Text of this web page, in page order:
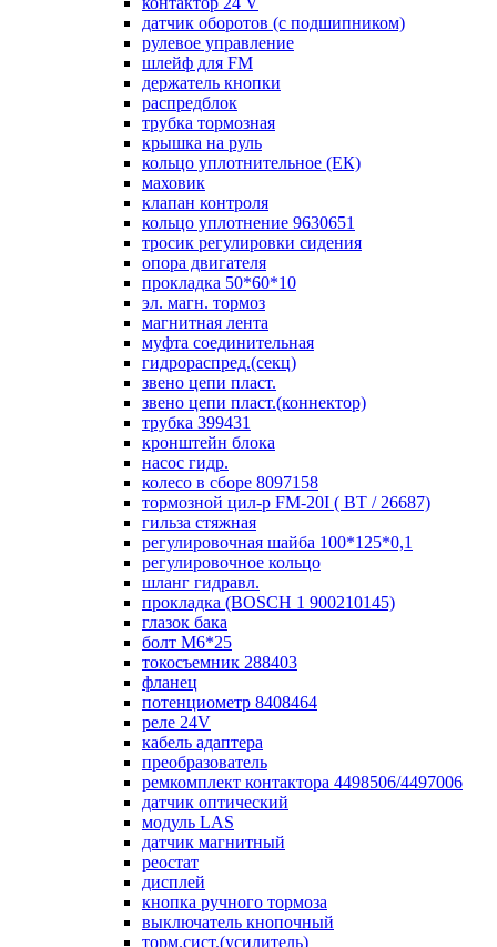
датчик оборотов (с подшипником)
рулевое управление
шлейф для FM
держатель кнопки
распредблок
трубка тормозная
крышка на руль
кольцо уплотнительное (ЕК)
маховик
клапан контроля
кольцо уплотнение 9630651
тросик регулировки сидения
опора двигателя
прокладка 50*60*10
эл. магн. тормоз
магнитная лента
муфта соединительная
гидрораспред.(секц)
звено цепи пласт.
звено цепи пласт.(коннектор)
трубка 399431
кронштейн блока
насос гидр.
колесо в сборе 8097158
тормозной цил-р FM-20I ( ВТ / 26687)
гильза стяжная
регулировочная шайба 100*125*0,1
регулировочное кольцо
шланг гидравл.
прокладка (BOSCH 1 900210145)
глазок бака
болт М6*25
токосъемник 288403
фланец
потенциометр 8408464
реле 24V
кабель адаптера
преобразователь
ремкомплект контактора 4498506/4497006
датчик оптический
модуль LAS
датчик магнитный
реостат
дисплей
кнопка ручного тормоза
выключатель кнопочный
торм.сист.(усилитель)